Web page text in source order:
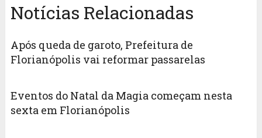
Notícias Relacionadas
Após queda de garoto, Prefeitura de
Florianópolis vai reformar passarelas
Eventos do Natal da Magia começam nesta
sexta em Florianópolis